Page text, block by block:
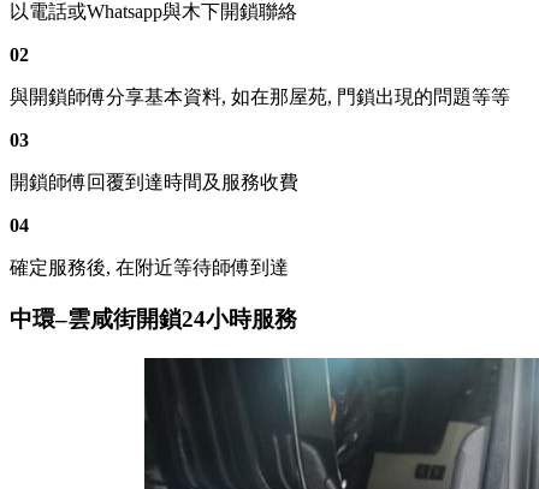
以電話或Whatsapp與木下開鎖聯絡
02
與開鎖師傅分享基本資料, 如在那屋苑, 門鎖出現的問題等等
03
開鎖師傅回覆到達時間及服務收費
04
確定服務後, 在附近等待師傅到達
中環–雲咸街開鎖24小時服務